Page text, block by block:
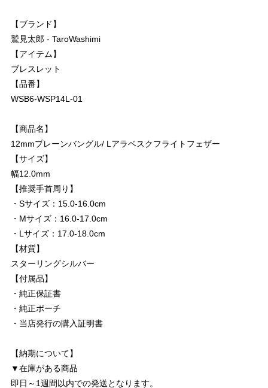
【ブランド】
鷲見太郎 - TaroWashimi
【アイテム】
ブレスレット
【品番】
WSB6-WSP14L-01
【商品名】
12mmプレーンバングル/ Lアラベスクフライトフェザー
【サイズ】
幅12.0mm
【推奨手首周り】
・Sサイズ：15.0-16.0cm
・Mサイズ：16.0-17.0cm
・Lサイズ：17.0-18.0cm
【材質】
スターリングシルバー
【付属品】
・純正保証書
・純正ポーチ
・当店発行の購入証明書
【納期について】
▼在庫がある商品
即日～1週間以内での発送となります。